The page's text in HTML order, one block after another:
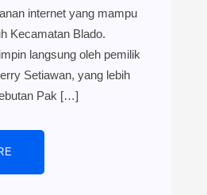
internet yang mampu
Kecamatan Blado.
langsung oleh pemilik
Setiawan, yang lebih
Pak […]